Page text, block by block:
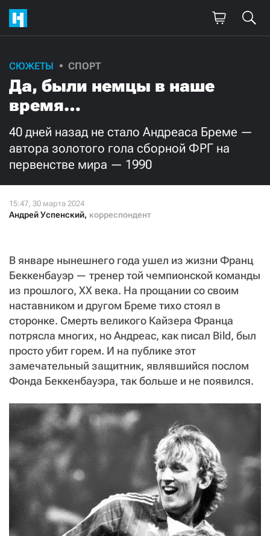
СЮЖЕТЫ СПОРТ
Да, были немцы в наше
время…
40 дней назад не стало Андреаса Бреме —
автора золотого гола сборной ФРГ на
первенстве мира — 1990
Андрей Успенский, корреспондент
В январе нынешнего года ушел из жизни Франц
Беккенбауэр — тренер той чемпионской команды
из прошлого, XX века. На прощании со своим
наставником и другом Бреме тихо стоял в
сторонке. Смерть великого Кайзера Франца
потрясла многих, но Андреас, как писал Bild, был
просто убит горем. И на публике этот
замечательный защитник, являвшийся послом
Фонда Беккенбауэра, так больше и не появился.
Поддержите
нашу работу!
Ежемесячно
3000 1000
СТАТЬ СОУЧАСТНИКОМ
ПОДЕЛИТЬСЯ С ДРУЗЬЯМИ
Если у вас есть вопросы, пишите donate@novayagazeta.ru
звоните: